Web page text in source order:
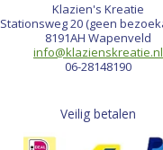
Klazien's Kreatie
Stationsweg 20 (geen
8191AH Wapenveld
info@klazienskreatie.nl
06-28148190
Veilig betalen